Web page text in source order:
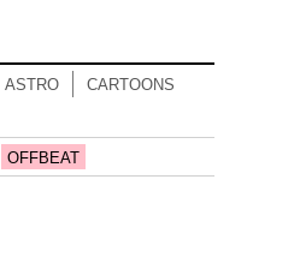
ASTRO CARTOONS
OFFBEAT